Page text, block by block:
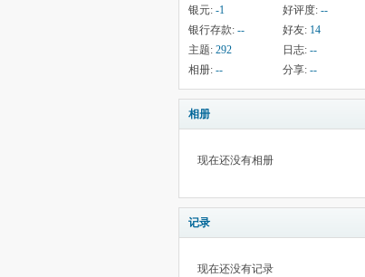
银元: -1 好评度: --
银行存款: -- 好友: 14
主题: 292 日志: --
相册: -- 分享: --
相册
现在还没有相册
记录
现在还没有记录